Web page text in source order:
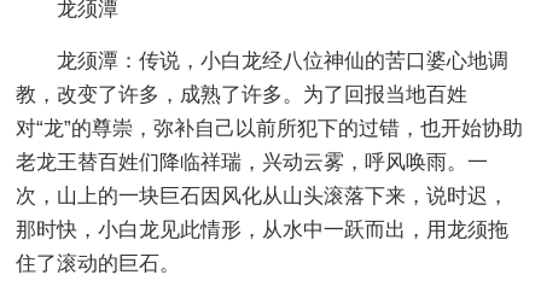
龙须潭
龙须潭：传说，小白龙经八位神仙的苦口婆心地调
教，改变了许多，成熟了许多。为了回报当地百姓
对“龙”的尊崇，弥补自己以前所犯下的过错，也开始协助
老龙王替百姓们降临祥瑞，兴动云雾，呼风唤雨。一
次，山上的一块巨石因风化从山头滚落下来，说时迟，
那时快，小白龙见此情形，从水中一跃而出，用龙须拖
住了滚动的巨石。